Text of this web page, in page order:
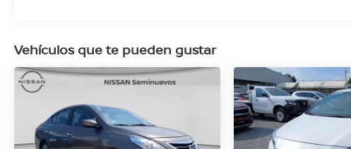
Vehículos que te pueden gustar